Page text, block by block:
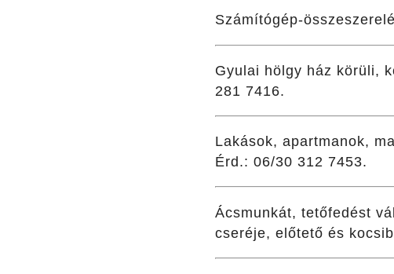
Számítógép-
Gyulai hölgy ház körüli,
281 7416.
Lakások, apartmanok,
Érd.: 06/30 312 7453.
Ácsmunkát, tetőfedést
cseréje, előtető és